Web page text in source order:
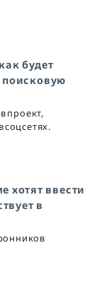
будет
поисковую
проект,
хотят ввести
в